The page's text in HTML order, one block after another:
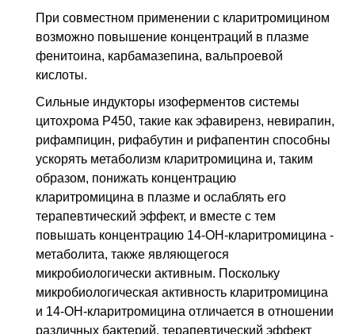
При совместном применении с кларитромицином
возможно повышение концентраций в плазме
фенитоина, карбамазепина, вальпроевой
кислоты.
Сильные индукторы изоферментов системы
цитохрома Р450, такие как эфавиренз, невирапин,
рифампицин, рифабутин и рифапентин способны
ускорять метаболизм кларитромицина и, таким
образом, понижать концентрацию
кларитромицина в плазме и ослаблять его
терапевтический эффект, и вместе с тем
повышать концентрацию 14-ОН-кларитромицина -
метаболита, также являющегося
микробиологически активным. Поскольку
микробиологическая активность кларитромицина
и 14-ОН-кларитромицина отличается в отношении
различных бактерий, терапевтический эффект